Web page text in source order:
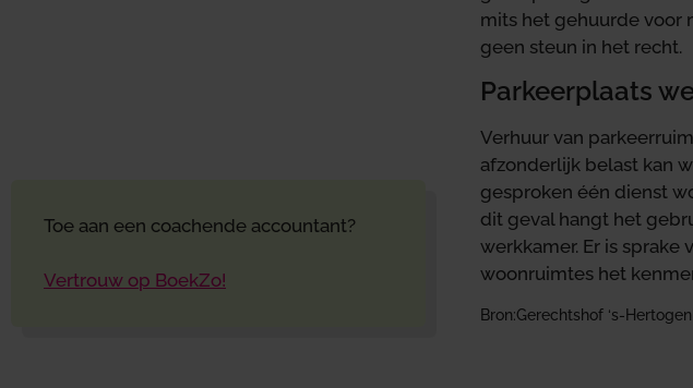
Toe aan een coachende accountant?
Vertrouw op BoekZo!
mits het gehuurde voor
geen steun in het recht.
Parkeerplaats
Verhuur van
afzonderlijk belast kan
gesproken één dienst
dit geval hangt het
werkkamer. Er is
woonruimtes het
Bron:Gerechtshof ‘s-